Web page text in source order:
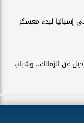
إسبانيا لبدء معسكر
عن الزمالك.. وشباب